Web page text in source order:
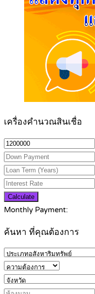
เครื่องคำนวณสินเชื่อ
Calculate
Monthly Payment:
ค้นหา ที่คุณต้องการ